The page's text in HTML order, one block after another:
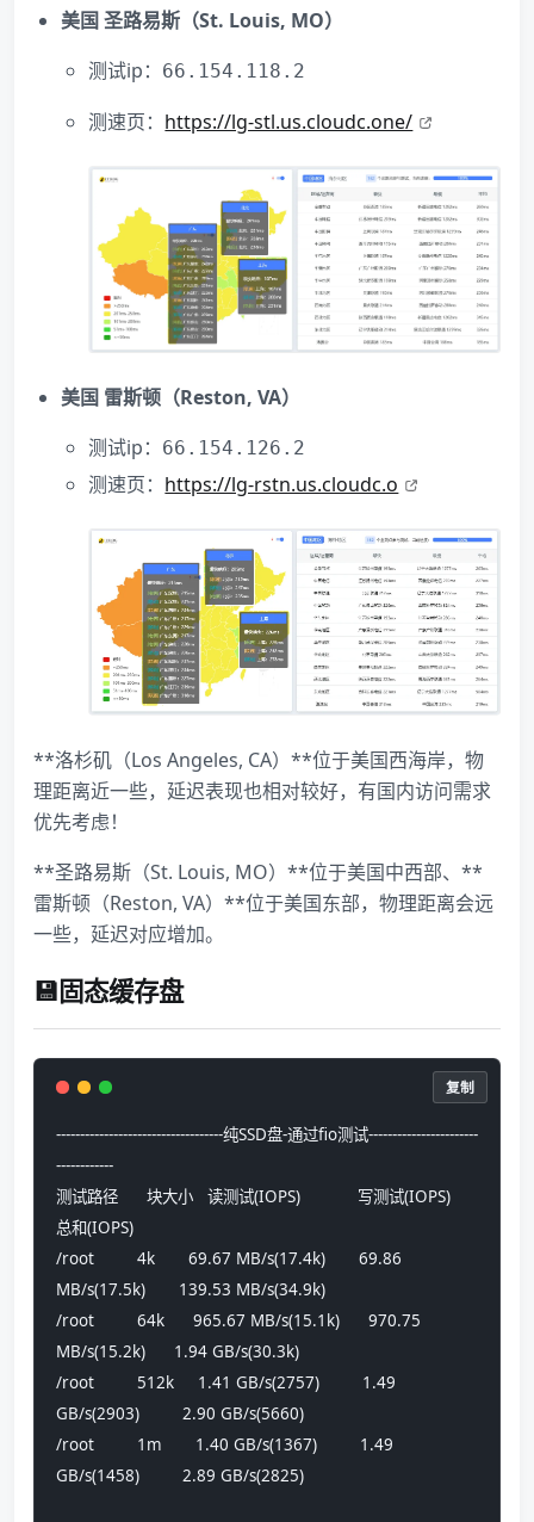
美国 圣路易斯（St. Louis, MO）
测试ip：
66.154.118.2
测速页： https://lg-stl.us.cloudc.one/
美国 雷斯顿（Reston, VA）
测试ip：
66.154.126.2
测速页： https://lg-rstn.us.cloudc.o
**洛杉矶（Los Angeles, CA）**位于美国西海岸，物
理距离近一些，延迟表现也相对较好，有国内访问需求
优先考虑！
**圣路易斯（St. Louis, MO）**位于美国中西部、**
雷斯顿（Reston, VA）**位于美国东部，物理距离会远
一些，延迟对应增加。
💾固态缓存盘
-----------------------------------纯SSD盘-通过fio测试-----------------------
------------
测试路径      块大小   读测试(IOPS)            写测试(IOPS)
总和(IOPS)
/root         4k       69.67 MB/s(17.4k)       69.86
MB/s(17.5k)       139.53 MB/s(34.9k)
/root         64k      965.67 MB/s(15.1k)      970.75
MB/s(15.2k)      1.94 GB/s(30.3k)
/root         512k     1.41 GB/s(2757)         1.49
GB/s(2903)         2.90 GB/s(5660)
/root         1m       1.40 GB/s(1367)         1.49
GB/s(1458)         2.89 GB/s(2825)
复制